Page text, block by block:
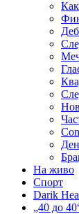
На живо
Спорт
Darik
„40 до